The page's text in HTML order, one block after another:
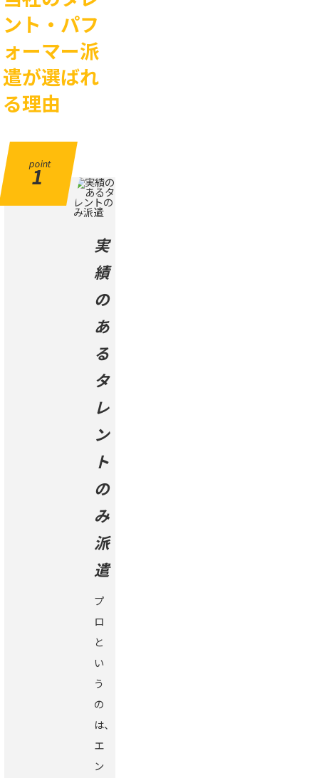
ント・パフ
ォーマー派
遣が選ばれ
る理由
point
1
実
績
の
あ
る
タ
レ
ン
ト
の
み
派
遣
プ
ロ
と
い
う
の
は、
エ
ン